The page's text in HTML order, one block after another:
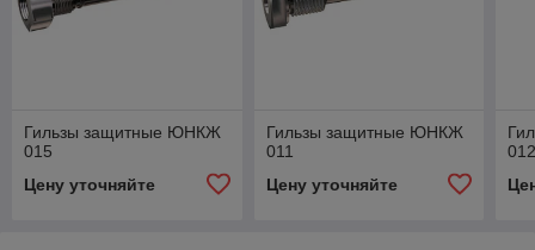
Гильзы защитные ЮНКЖ
015
Цену уточняйте
Гильзы защитные ЮНКЖ
011
Цену уточняйте